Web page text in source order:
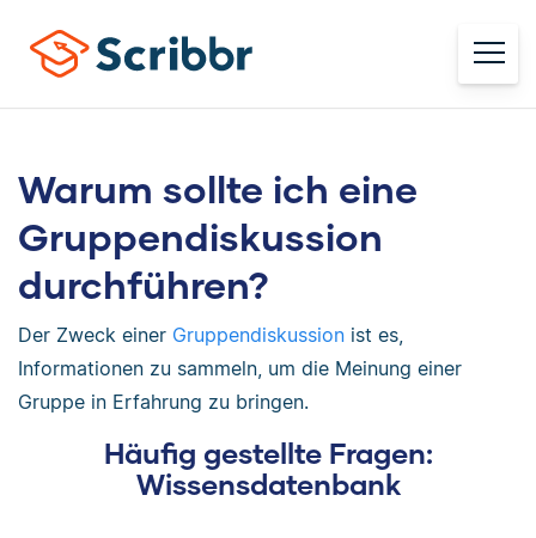
Warum sollte ich eine
Gruppendiskussion
durchführen?
Der Zweck einer Gruppendiskussion ist es,
Informationen zu sammeln, um die Meinung einer
Gruppe in Erfahrung zu bringen.
Häufig gestellte Fragen:
Wissensdatenbank